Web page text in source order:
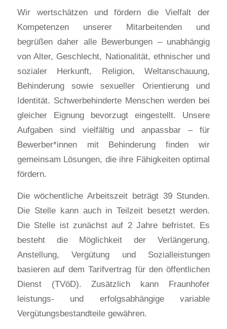
Wir wertschätzen und fördern die Vielfalt der
Kompetenzen unserer Mitarbeitenden und
begrüßen daher alle Bewerbungen – unabhängig
von Alter, Geschlecht, Nationalität, ethnischer und
sozialer Herkunft, Religion, Weltanschauung,
Behinderung sowie sexueller Orientierung und
Identität. Schwerbehinderte Menschen werden bei
gleicher Eignung bevorzugt eingestellt. Unsere
Aufgaben sind vielfältig und anpassbar – für
Bewerber*innen mit Behinderung finden wir
gemeinsam Lösungen, die ihre Fähigkeiten optimal
fördern.
Die wöchentliche Arbeitszeit beträgt 39 Stunden.
Die Stelle kann auch in Teilzeit besetzt werden.
Die Stelle ist zunächst auf 2 Jahre befristet. Es
besteht die Möglichkeit der Verlängerung.
Anstellung, Vergütung und Sozialleistungen
basieren auf dem Tarifvertrag für den öffentlichen
Dienst (TVöD). Zusätzlich kann Fraunhofer
leistungs- und erfolgsabhängige variable
Vergütungsbestandteile gewähren.